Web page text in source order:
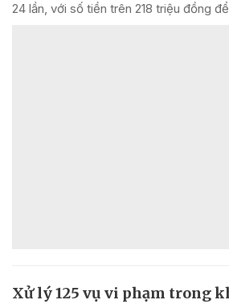
24 lần, với số tiền trên 218 triệu đồng
Xử lý 125 vụ vi phạm trong